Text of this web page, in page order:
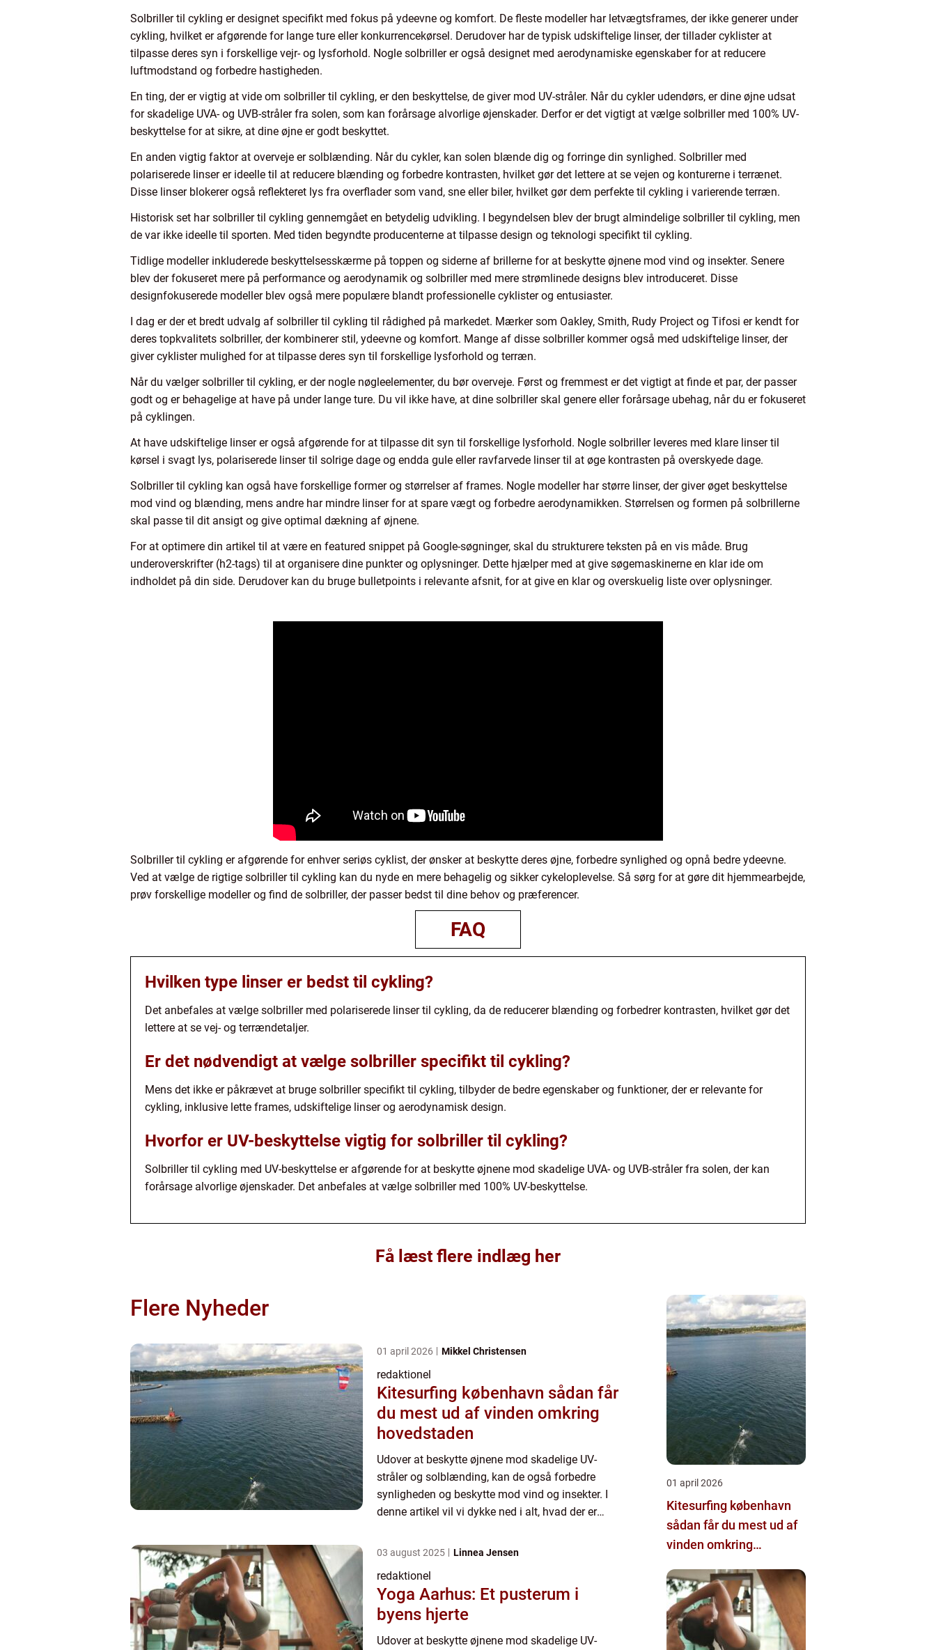
Solbriller til cykling er designet specifikt med fokus på ydeevne og komfort. De fleste modeller har letvægtsframes, der ikke generer under
cykling, hvilket er afgørende for lange ture eller konkurrencekørsel. Derudover har de typisk udskiftelige linser, der tillader cyklister at
tilpasse deres syn i forskellige vejr- og lysforhold. Nogle solbriller er også designet med aerodynamiske egenskaber for at reducere
luftmodstand og forbedre hastigheden.
En ting, der er vigtig at vide om solbriller til cykling, er den beskyttelse, de giver mod UV-stråler. Når du cykler udendørs, er dine øjne udsat
for skadelige UVA- og UVB-stråler fra solen, som kan forårsage alvorlige øjenskader. Derfor er det vigtigt at vælge solbriller med 100% UV-
beskyttelse for at sikre, at dine øjne er godt beskyttet.
En anden vigtig faktor at overveje er solblænding. Når du cykler, kan solen blænde dig og forringe din synlighed. Solbriller med
polariserede linser er ideelle til at reducere blænding og forbedre kontrasten, hvilket gør det lettere at se vejen og konturerne i terrænet.
Disse linser blokerer også reflekteret lys fra overflader som vand, sne eller biler, hvilket gør dem perfekte til cykling i varierende terræn.
Historisk set har solbriller til cykling gennemgået en betydelig udvikling. I begyndelsen blev der brugt almindelige solbriller til cykling, men
de var ikke ideelle til sporten. Med tiden begyndte producenterne at tilpasse design og teknologi specifikt til cykling.
Tidlige modeller inkluderede beskyttelsesskærme på toppen og siderne af brillerne for at beskytte øjnene mod vind og insekter. Senere
blev der fokuseret mere på performance og aerodynamik og solbriller med mere strømlinede designs blev introduceret. Disse
designfokuserede modeller blev også mere populære blandt professionelle cyklister og entusiaster.
I dag er der et bredt udvalg af solbriller til cykling til rådighed på markedet. Mærker som Oakley, Smith, Rudy Project og Tifosi er kendt for
deres topkvalitets solbriller, der kombinerer stil, ydeevne og komfort. Mange af disse solbriller kommer også med udskiftelige linser, der
giver cyklister mulighed for at tilpasse deres syn til forskellige lysforhold og terræn.
Når du vælger solbriller til cykling, er der nogle nøgleelementer, du bør overveje. Først og fremmest er det vigtigt at finde et par, der passer
godt og er behagelige at have på under lange ture. Du vil ikke have, at dine solbriller skal genere eller forårsage ubehag, når du er fokuseret
på cyklingen.
At have udskiftelige linser er også afgørende for at tilpasse dit syn til forskellige lysforhold. Nogle solbriller leveres med klare linser til
kørsel i svagt lys, polariserede linser til solrige dage og endda gule eller ravfarvede linser til at øge kontrasten på overskyede dage.
Solbriller til cykling kan også have forskellige former og størrelser af frames. Nogle modeller har større linser, der giver øget beskyttelse
mod vind og blænding, mens andre har mindre linser for at spare vægt og forbedre aerodynamikken. Størrelsen og formen på solbrillerne
skal passe til dit ansigt og give optimal dækning af øjnene.
For at optimere din artikel til at være en featured snippet på Google-søgninger, skal du strukturere teksten på en vis måde. Brug
underoverskrifter (h2-tags) til at organisere dine punkter og oplysninger. Dette hjælper med at give søgemaskinerne en klar ide om
indholdet på din side. Derudover kan du bruge bulletpoints i relevante afsnit, for at give en klar og overskuelig liste over oplysninger.
Solbriller til cykling er afgørende for enhver seriøs cyklist, der ønsker at beskytte deres øjne, forbedre synlighed og opnå bedre ydeevne.
Ved at vælge de rigtige solbriller til cykling kan du nyde en mere behagelig og sikker cykeloplevelse. Så sørg for at gøre dit hjemmearbejde,
prøv forskellige modeller og find de solbriller, der passer bedst til dine behov og præferencer.
FAQ
Hvilken type linser er bedst til cykling?
Det anbefales at vælge solbriller med polariserede linser til cykling, da de reducerer blænding og forbedrer kontrasten, hvilket gør det
lettere at se vej- og terrændetaljer.
Er det nødvendigt at vælge solbriller specifikt til cykling?
Mens det ikke er påkrævet at bruge solbriller specifikt til cykling, tilbyder de bedre egenskaber og funktioner, der er relevante for
cykling, inklusive lette frames, udskiftelige linser og aerodynamisk design.
Hvorfor er UV-beskyttelse vigtig for solbriller til cykling?
Solbriller til cykling med UV-beskyttelse er afgørende for at beskytte øjnene mod skadelige UVA- og UVB-stråler fra solen, der kan
forårsage alvorlige øjenskader. Det anbefales at vælge solbriller med 100% UV-beskyttelse.
Få læst flere indlæg her
Flere Nyheder
01 april 2026 Mikkel Christensen
redaktionel
Kitesurfing københavn sådan får
du mest ud af vinden omkring
hovedstaden
Udover at beskytte øjnene mod skadelige UV-
stråler og solblænding, kan de også forbedre
synligheden og beskytte mod vind og insekter. I
denne artikel vil vi dykke ned i alt, hvad der er
cyklin...
03 august 2025 Linnea Jensen
redaktionel
Yoga Aarhus: Et pusterum i
byens hjerte
Udover at beskytte øjnene mod skadelige UV-
01 april 2026
Kitesurfing københavn
sådan får du mest ud af
vinden omkring